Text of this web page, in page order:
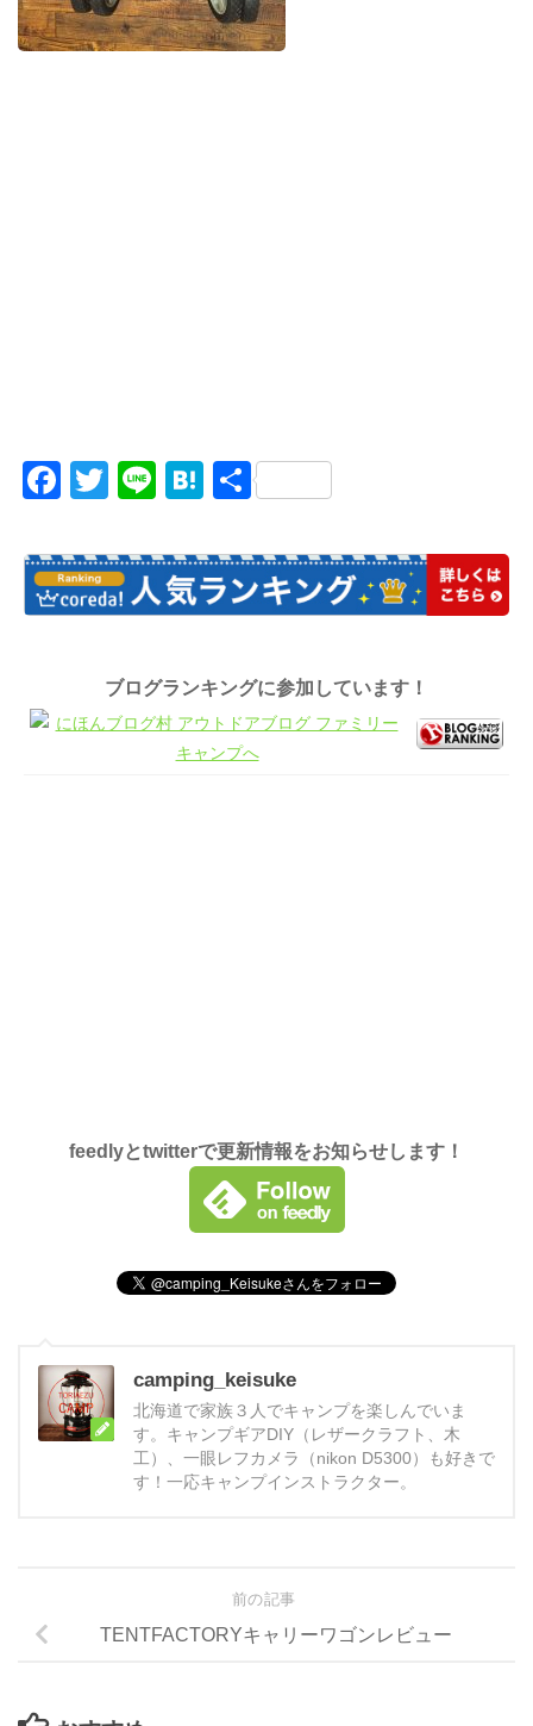
Facebook
Twitter
LineHatena
共
ブログランキングに参加しています！
feedlyとtwitterで更新情報をお知らせします！
camping_keisuke
北海道で家族３人でキャンプを楽しんでいま
す。キャンプギアDIY（レザークラフト、木
工）、一眼レフカメラ（nikon D5300）も好きで
す！一応キャンプインストラクター。
前の記事
TENTFACTORYキャリーワゴンレビュー